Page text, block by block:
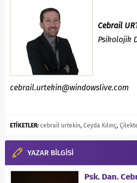
Cebrail
Psikolojik
cebrail.urtekin@windowslive.com
ETİKETLER: cebrail urtekin, Ceyda Kılınç,
YAZAR BİLGİSİ
Psk. Dan.